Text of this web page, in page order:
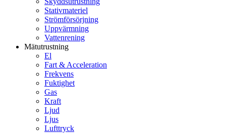
Stativmateriel
Strömförsörjning
Uppvärmning
Vattenrening
Mätutrustning
El
Fart & Acceleration
Frekvens
Fuktighet
Gas
Kraft
Ljud
Ljus
Lufttryck